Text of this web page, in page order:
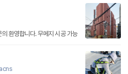
환영합니다. 무메지 시공 가능